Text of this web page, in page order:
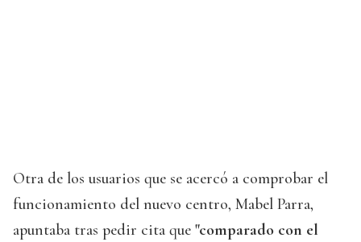
Otra de los usuarios que se acercó a comprobar el
funcionamiento del nuevo centro, Mabel Parra,
apuntaba tras pedir cita que "comparado con el